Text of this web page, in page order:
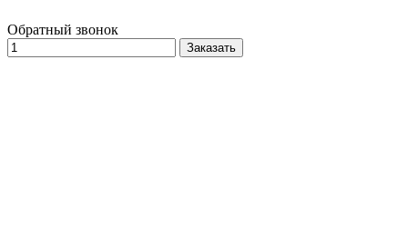
Обратный звонок
Заказать